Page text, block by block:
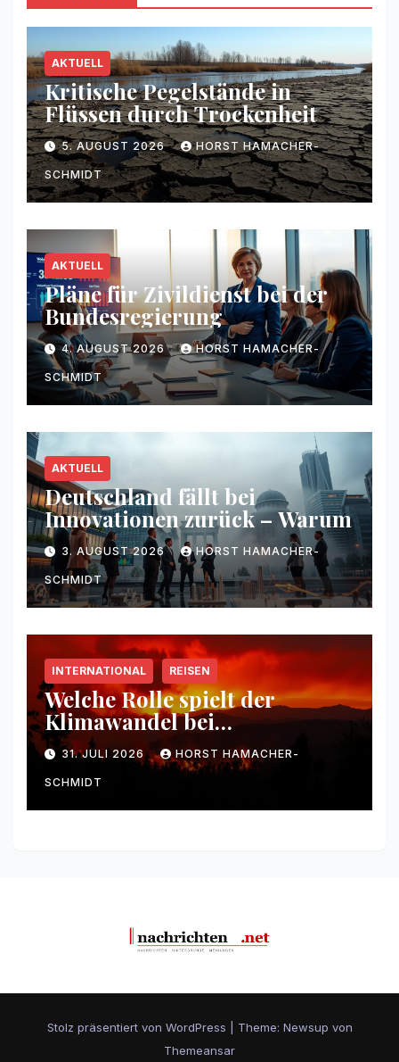
AKTUELL
Kritische Pegelstände in
Flüssen durch Trockenheit
5. AUGUST 2026 HORST HAMACHER-
SCHMIDT
AKTUELL
Pläne für Zivildienst bei der
Bundesregierung
4. AUGUST 2026 HORST HAMACHER-
SCHMIDT
AKTUELL
Deutschland fällt bei
Innovationen zurück – Warum
3. AUGUST 2026 HORST HAMACHER-
SCHMIDT
INTERNATIONAL REISEN
Welche Rolle spielt der
Klimawandel bei
Waldbränden?
31. JULI 2026 HORST HAMACHER-
SCHMIDT
Stolz präsentiert von WordPress
Theme: Newsup von
Themeansar